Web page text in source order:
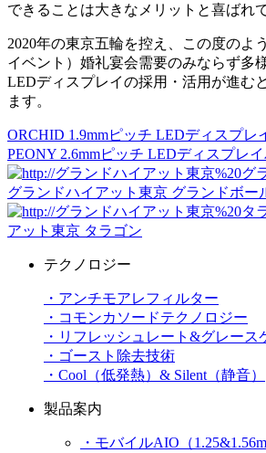
できることは大きなメリットと喜ばれ
2020年の東京五輪を控え、この度のよ
イベント）婚礼宴会需要のみならず多
LEDディスプレイの採用・活用が進む
ます。
ORCHID 1.9mmピッチ LEDディスプレ
PEONY 2.6mmピッチ LEDディスプレ
グランドハイアット東京 グランドボー
アット東京 タラゴン
テクノロジー
・アンチモアレフィルター
・コモンカソードテクノロジー
・リフレッシュレート&グレース
・ゴースト除去技術
・Cool（低発熱）& Silent（静音）
製品案内
・モバイルAIO（